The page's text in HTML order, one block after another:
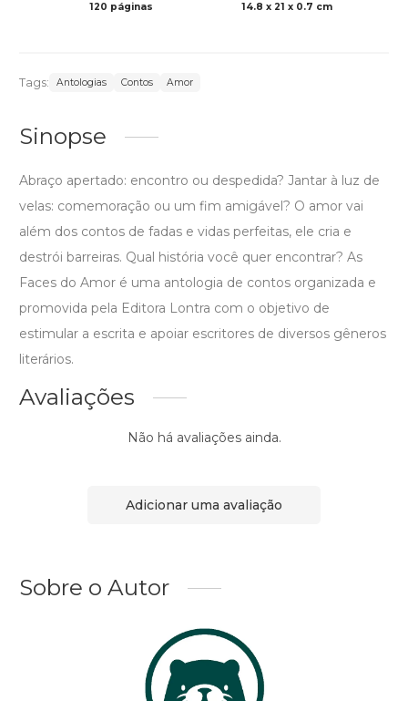
120 páginas 14.8 x 21 x 0.7 cm
Tags: Antologias Contos Amor
Sinopse
Abraço apertado: encontro ou despedida? Jantar à luz de
velas: comemoração ou um fim amigável? O amor vai
além dos contos de fadas e vidas perfeitas, ele cria e
destrói barreiras. Qual história você quer encontrar? As
Faces do Amor é uma antologia de contos organizada e
promovida pela Editora Lontra com o objetivo de
estimular a escrita e apoiar escritores de diversos gêneros
literários.
Avaliações
Não há avaliações ainda.
Adicionar uma avaliação
Sobre o Autor